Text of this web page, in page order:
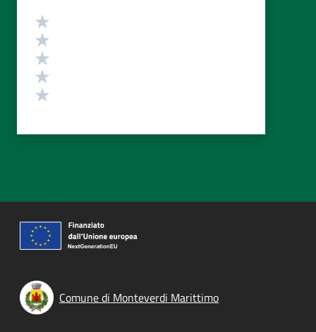
Valutazione
Comune di Monteverdi Marittimo